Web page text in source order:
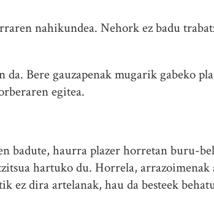
nahikundea. Nehork ez badu
Bere gauzapenak mugarik gabeko
egitea.
badute, haurra plazer horretan buru-
hartuko du. Horrela, arrazoimenak
ez dira artelanak, hau da besteek